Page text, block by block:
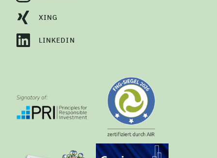
XING
LINKEDIN